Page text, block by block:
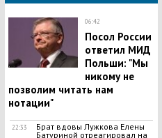
06:42
Посол России
ответил МИД
Польши: "Мы
никому не
позволим читать нам
нотации"
22:33
Брат вдовы Лужкова Елены
Батуриной отреагировал на